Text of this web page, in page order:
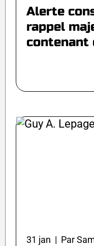
Alerte
rappel
contenant
31 jan | Par